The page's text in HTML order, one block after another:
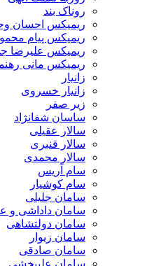
روناک بند
ریمیکس احسان
ریمیکس پیام
ریمیکس علیرضا
ریمیکس مانی
زانیار
زانیار خسروی
زیر صفر
ساسان شفانژاد
سالار عقیلی
سالار قنبری
سالار محمدی
سام آریس
سام کوشیار
سامان جلیلی
سامان داداشی و
سامان دولتشاهی
سامان زیوار
سامان صادقی